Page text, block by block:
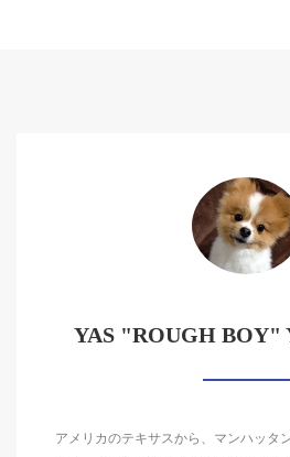
YAS "ROUGH BOY"
アメリカのテキサスから、マンハッタ